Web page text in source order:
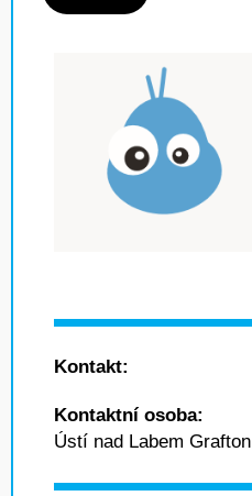
Kontakt:
Kontaktní osoba:
Ústí nad Labem Grafton